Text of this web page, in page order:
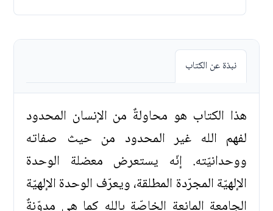
نبذة عن الكتاب
هذا الكتاب هو محاولةٌ من الإنسان المحدود
لفهم الله غير المحدود من حيث صفاته
ووحدانيّته. إنّه يستعرض معضلة الوحدة
الإلهيّة المجرّدة المطلقة، ويعرّف الوحدة الإلهيّة